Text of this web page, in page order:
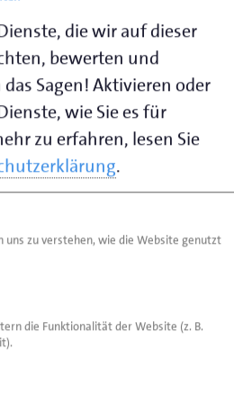
Handwerksbetriebe mit
der Kundennachfrage.
stärkere Zurückhaltung vor
werden im Handwerk
Inflation dürfte
Verhalten der Verbraucher
die Konjunktur im Handwerk
könnte.
den beiden
(Kreise Schleswig,
Dithmarschen und
kreisfreie Stadt Flensburg)
die wir auf dieser
bewerten und
Sagen! Aktivieren oder
wie Sie es für
zu erfahren, lesen Sie
.
uns zu verstehen, wie die Website genutzt
die Funktionalität der Website (z. B.